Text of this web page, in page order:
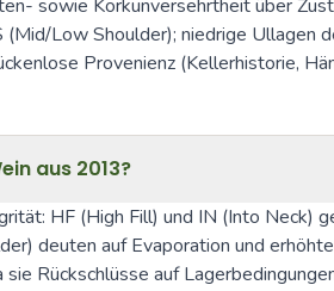
sowie Korkunversehrtheit über
Low Shoulder); niedrige Ullagen
Provenienz (Kellerhistorie,
aus 2013?
HF (High Fill) und IN (Into Neck)
deuten auf Evaporation und
Rückschlüsse auf